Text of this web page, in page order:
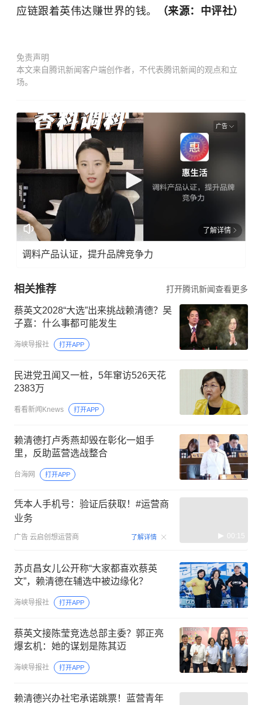
应链跟着英伟达赚世界的钱。
（来源：中评社）
免责声明
本文来自腾讯新闻客户端创作者，不代表腾讯新闻的观点和立
场。
广告
了解详情
调料产品认证，提升品牌竞争力
相关推荐 打开腾讯新闻查看更多
蔡英文2028“大选”出来挑战赖清德？吴
子嘉：什么事都可能发生
海峡导报社 打开APP
民进党丑闻又一桩，5年窜访526天花
2383万
看看新闻Knews 打开APP
赖清德打卢秀燕却毁在彰化一姐手
里，反助蓝营选战整合
台海网 打开APP
凭本人手机号：验证后获取！#运营商
业务
广告 云启创想运营商 了解详情 00:15
苏贞昌女儿公开称“大家都喜欢蔡英
文”，赖清德在辅选中被边缘化？
海峡导报社 打开APP
蔡英文接陈莹竞选总部主委？郭正亮
爆玄机：她的谋划是陈其迈
海峡导报社 打开APP
赖清德兴办社宅承诺跳票！蓝营青年